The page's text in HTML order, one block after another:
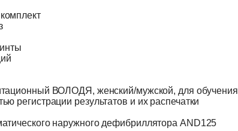
ВОЛОДЯ, женский/мужской, для обучения
регистрации результатов и их распечатки
наружного дефибриллятора AND125